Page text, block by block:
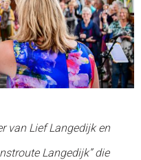
van Lief Langedijk en
Langedijk” die